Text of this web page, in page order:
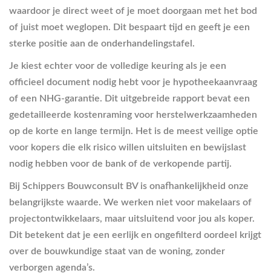
waardoor je direct weet of je moet doorgaan met het bod
of juist moet weglopen. Dit bespaart tijd en geeft je een
sterke positie aan de onderhandelingstafel.
Je kiest echter voor de volledige keuring als je een
officieel document nodig hebt voor je hypotheekaanvraag
of een NHG-garantie. Dit uitgebreide rapport bevat een
gedetailleerde kostenraming voor herstelwerkzaamheden
op de korte en lange termijn. Het is de meest veilige optie
voor kopers die elk risico willen uitsluiten en bewijslast
nodig hebben voor de bank of de verkopende partij.
Bij Schippers Bouwconsult BV is onafhankelijkheid onze
belangrijkste waarde. We werken niet voor makelaars of
projectontwikkelaars, maar uitsluitend voor jou als koper.
Dit betekent dat je een eerlijk en ongefilterd oordeel krijgt
over de bouwkundige staat van de woning, zonder
verborgen agenda’s.